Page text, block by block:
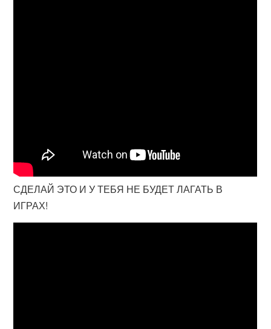
СДЕЛАЙ ЭТО И У ТЕБЯ НЕ БУДЕТ ЛАГАТЬ В
ИГРАХ!